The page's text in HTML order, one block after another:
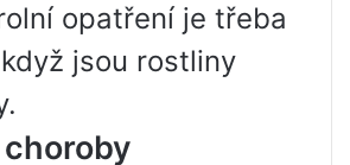
opatření je třeba
jsou rostliny